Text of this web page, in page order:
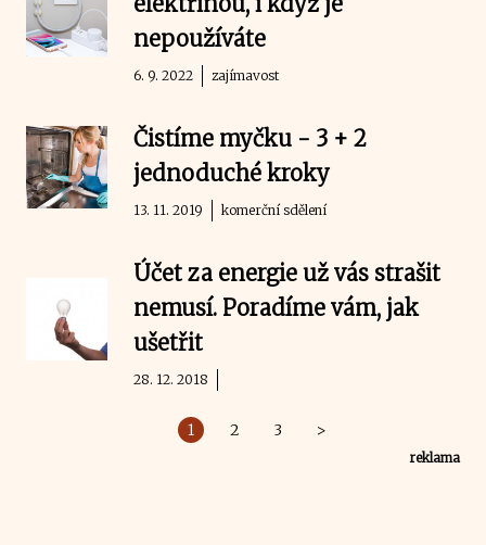
nepoužíváte
6. 9. 2022 zajímavost
Čistíme myčku - 3 + 2
jednoduché kroky
13. 11. 2019 komerční sdělení
Účet za energie už vás strašit
nemusí. Poradíme vám, jak
ušetřit
28. 12. 2018
1 2 3 >
reklama